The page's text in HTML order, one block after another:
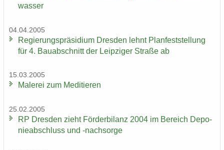
was­ser
04.04.2005
Re­gie­rungs­prä­si­di­um Dres­den lehnt Plan­fest­stel­lung
für 4. Bau­ab­schnitt der Leip­zi­ger Stra­ße ab
15.03.2005
Ma­le­rei zum Me­di­tie­ren
25.02.2005
RP Dres­den zieht För­der­bi­lanz 2004 im Be­reich De­po­
nie­ab­schluss und -​nachsorge